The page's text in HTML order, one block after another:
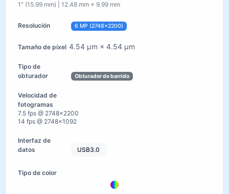
1" (15.99 mm) | 12.48 mm × 9.99 mm
6 MP (2748×2200)
4.54 µm × 4.54 µm
Obturador de barrido
7.5 fps @ 2748×2200
14 fps @ 2748×1092
USB3.0